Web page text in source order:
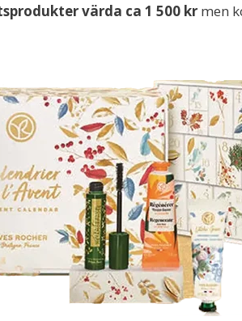
värda ca 1 500 kr men